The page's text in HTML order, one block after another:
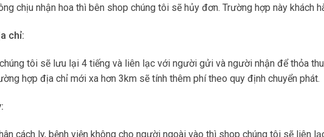
chịu nhận hoa thì bên shop chúng tôi sẽ hủy đơn. Trường hợp này khách
chỉ:
tôi sẽ lưu lại 4 tiếng và liên lạc với người gửi và người nhận để thỏa
hợp địa chỉ mới xa hơn 3km sẽ tính thêm phí theo quy định chuyển phát.
cách ly, bệnh viện không cho người ngoài vào thì shop chúng tôi sẽ liên